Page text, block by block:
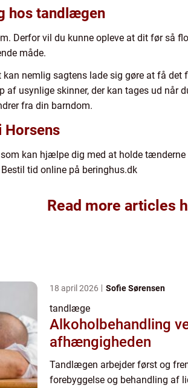
hos tandlægen
Derfor vil du kunne opleve at dit før så
måde.
nemlig sagtens lade sig gøre at få det
usynlige skinner, der kan tages ud når
fra din barndom.
Horsens
kan hjælpe dig med at holde
tid online på beringhus.dk
Read more articles
18 april 2026 Sofie Sørensen
tandlæge
Alkoholbehandling vejen ud af
afhængigheden
Tandlægen arbejder først og
forebyggelse og behandling af